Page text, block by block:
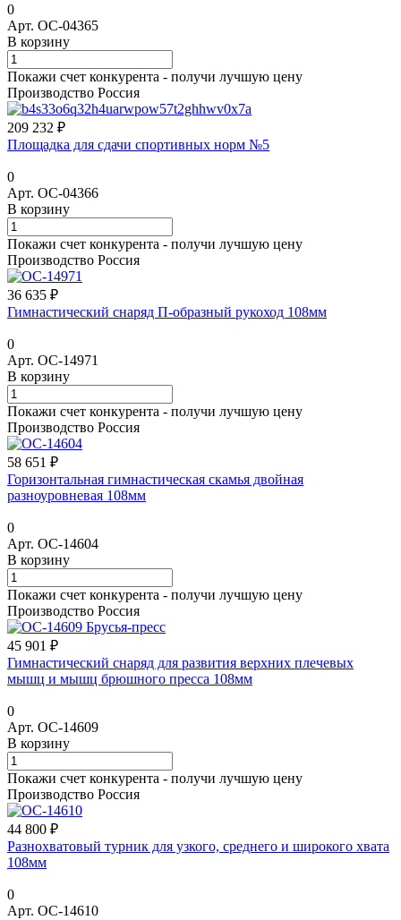
0
Арт. ОС-04365
В корзину
Покажи счет конкурента - получи лучшую цену
Производство Россия
209 232 ₽
Площадка для сдачи спортивных норм №5
0
Арт. ОС-04366
В корзину
Покажи счет конкурента - получи лучшую цену
Производство Россия
36 635 ₽
Гимнастический снаряд П-образный рукоход 108мм
0
Арт. ОС-14971
В корзину
Покажи счет конкурента - получи лучшую цену
Производство Россия
58 651 ₽
Горизонтальная гимнастическая скамья двойная
разноуровневая 108мм
0
Арт. ОС-14604
В корзину
Покажи счет конкурента - получи лучшую цену
Производство Россия
45 901 ₽
Гимнастический снаряд для развития верхних плечевых
мышц и мышц брюшного пресса 108мм
0
Арт. ОС-14609
В корзину
Покажи счет конкурента - получи лучшую цену
Производство Россия
44 800 ₽
Разнохватовый турник для узкого, среднего и широкого хвата
108мм
0
Арт. ОС-14610